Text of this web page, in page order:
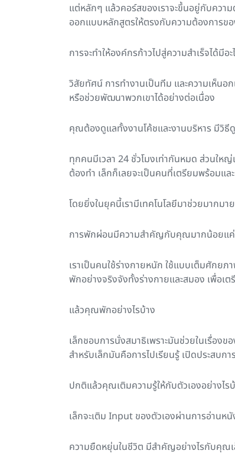
แต่หลักๆ แล้วคอร์สของเราจะขึ้นอยู่กับควา
ออกแบบหลักสูตรให้ตรงกับความต้องการข
การจะทำให้องค์กรก้าวไปสู่ความสำเร็จได้มีอะ
วิสัยทัศน์ การทำงานเป็นทีม และความเห็นอก
หรือช่วยพัฒนาพวกเขาได้อย่างต่อเนื่อง
คุณต้องดูแลทั้งงานโค้ชและงานบริหาร มีวิธี
ทุกคนมีเวลา 24 ชั่วโมงเท่ากันหมด ส่วนใหญ่
ต้องทำ เล็กก็เลยจะเป็นคนที่เตรียมพร้อมแ
โดยยิ่งในยุคนี้เรามีเทคโนโลยีมาช่วยมากม
การพักผ่อนมีความสำคัญกับคุณมากน้อยแค่
เราเป็นคนใช้ร่างกายหนัก ใช้แบบเต็มศักย
พักอย่างจริงจังทั้งร่างกายและสมอง เพื่อเ
แล้วคุณพักอย่างไรบ้าง
เล็กชอบการนั่งสมาธิเพราะมันช่วยในเรื่อง
สำหรับเล็กมันคือการไปเรียนรู้ เปิดประสบ
ปกติแล้วคุณเติมความรู้ให้กับตัวเองอย่างไร
เล็กจะเติม Input ของตัวเองผ่านการอ่านห
ความยืดหยุ่นในชีวิต มีสำคัญอย่างไรกับคุณ